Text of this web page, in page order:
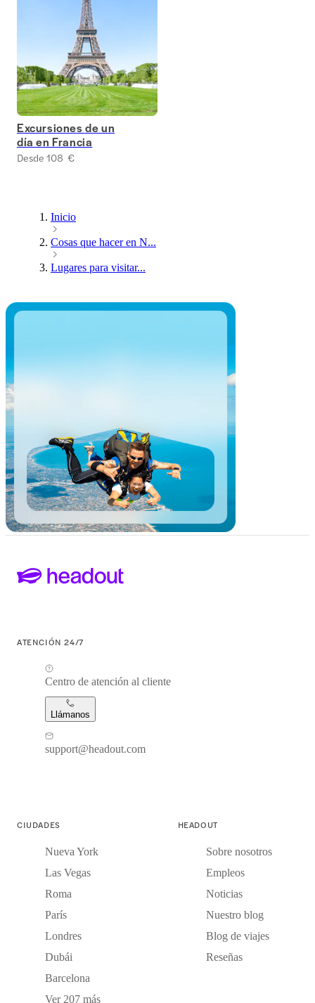
Excursiones de un
día en Francia
Desde 108 €
Inicio
Cosas que hacer en N...
Lugares para visitar...
ATENCIÓN 24/7
Centro de atención al cliente
Llámanos
support@headout.com
CIUDADES
Nueva York
Las Vegas
Roma
París
Londres
Dubái
Barcelona
Ver 207 más
HEADOUT
Sobre nosotros
Empleos
Noticias
Nuestro blog
Blog de viajes
Reseñas